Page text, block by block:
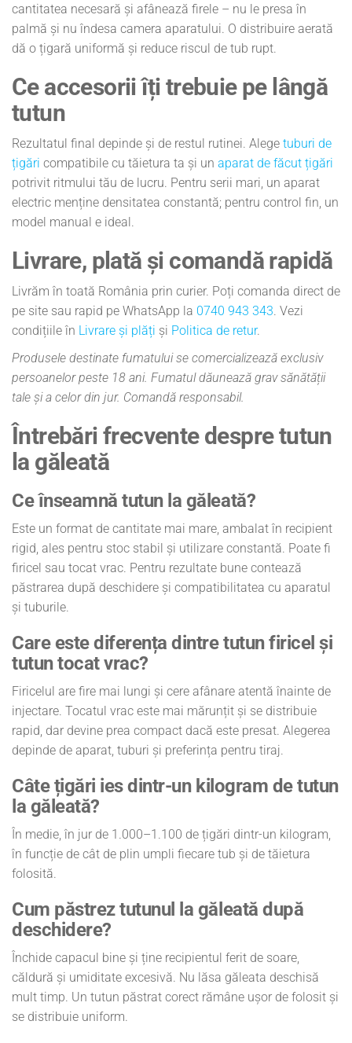
cantitatea necesară și afânează firele – nu le presa în
palmă și nu îndesa camera aparatului. O distribuire aerată
dă o țigară uniformă și reduce riscul de tub rupt.
Ce accesorii îți trebuie pe lângă
tutun
Rezultatul final depinde și de restul rutinei. Alege tuburi de
țigări compatibile cu tăietura ta și un aparat de făcut țigări
potrivit ritmului tău de lucru. Pentru serii mari, un aparat
electric menține densitatea constantă; pentru control fin, un
model manual e ideal.
Livrare, plată și comandă rapidă
Livrăm în toată România prin curier. Poți comanda direct de
pe site sau rapid pe WhatsApp la 0740 943 343. Vezi
condițiile în Livrare și plăți și Politica de retur.
Produsele destinate fumatului se comercializează exclusiv
persoanelor peste 18 ani. Fumatul dăunează grav sănătății
tale și a celor din jur. Comandă responsabil.
Întrebări frecvente despre tutun
la găleată
Ce înseamnă tutun la găleată?
Este un format de cantitate mai mare, ambalat în recipient
rigid, ales pentru stoc stabil și utilizare constantă. Poate fi
firicel sau tocat vrac. Pentru rezultate bune contează
păstrarea după deschidere și compatibilitatea cu aparatul
și tuburile.
Care este diferența dintre tutun firicel și
tutun tocat vrac?
Firicelul are fire mai lungi și cere afânare atentă înainte de
injectare. Tocatul vrac este mai mărunțit și se distribuie
rapid, dar devine prea compact dacă este presat. Alegerea
depinde de aparat, tuburi și preferința pentru tiraj.
Câte țigări ies dintr-un kilogram de tutun
la găleată?
În medie, în jur de 1.000–1.100 de țigări dintr-un kilogram,
în funcție de cât de plin umpli fiecare tub și de tăietura
folosită.
Cum păstrez tutunul la găleată după
deschidere?
Închide capacul bine și ține recipientul ferit de soare,
căldură și umiditate excesivă. Nu lăsa găleata deschisă
mult timp. Un tutun păstrat corect rămâne ușor de folosit și
se distribuie uniform.